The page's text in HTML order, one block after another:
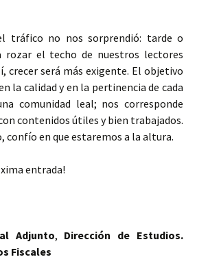
tráfico no nos sorprendió: tarde o
rozar el techo de nuestros lectores
crecer será más exigente. El objetivo
la calidad y en la pertinencia de cada
comunidad leal; nos corresponde
contenidos útiles y bien trabajados.
confío en que estaremos a la altura.
entrada!
Adjunto, Dirección de Estudios.
Fiscales